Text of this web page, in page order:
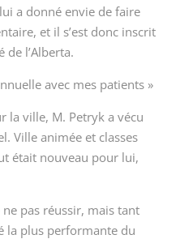
a donné envie de faire
et il s’est donc inscrit
de l’Alberta.
avec mes patients »
la ville, M. Petryk a vécu
Ville animée et classes
était nouveau pour lui,
pas réussir, mais tant
la plus performante du